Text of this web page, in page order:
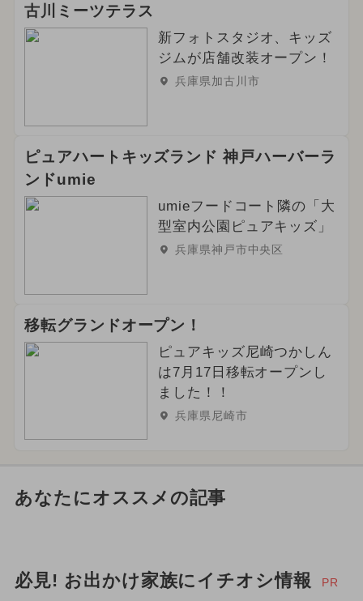
古川ミーツテラス
新フォトスタジオ、キッズ
ジムが店舗改装オープン！
兵庫県加古川市
ピュアハートキッズランド 神戸ハーバーラ
ンドumie
umieフードコート隣の「大
型室内公園ピュアキッズ」
兵庫県神戸市中央区
移転グランドオープン！
ピュアキッズ尼崎つかしん
は7月17日移転オープンし
ました！！
兵庫県尼崎市
あなたにオススメの記事
必見! お出かけ家族にイチオシ情報 PR